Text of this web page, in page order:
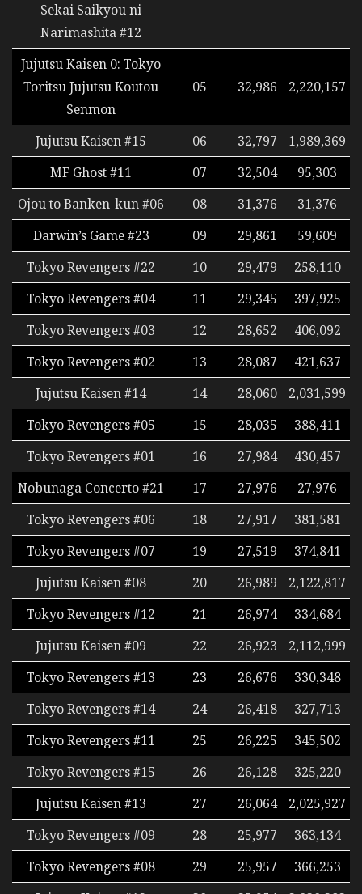
Sekai Saikyou ni
Narimashita #12
Jujutsu Kaisen 0: Tokyo
Toritsu Jujutsu Koutou
Senmon
05 32,986 2,220,157
Jujutsu Kaisen #15 06 32,797
1,989,369
MF Ghost #11
07 32,504
95,303
Ojou to Banken-kun #06
08 31,376
31,376
Darwin’s Game #23
09 29,861
59,609
Tokyo Revengers #22
10 29,479
258,110
Tokyo Revengers #04
11 29,345
397,925
Tokyo Revengers #03
12 28,652
406,092
Tokyo Revengers #02
13 28,087
421,637
Jujutsu Kaisen #14
14 28,060
2,031,599
Tokyo Revengers #05
15 28,035
388,411
Tokyo Revengers #01
16 27,984
430,457
Nobunaga Concerto #21
17 27,976
27,976
Tokyo Revengers #06
18 27,917
381,581
Tokyo Revengers #07
19 27,519
374,841
Jujutsu Kaisen #08
20 26,989
2,122,817
Tokyo Revengers #12
21 26,974
334,684
Jujutsu Kaisen #09
22 26,923
2,112,999
Tokyo Revengers #13
23 26,676
330,348
Tokyo Revengers #14
24 26,418
327,713
Tokyo Revengers #11
25 26,225
345,502
Tokyo Revengers #15
26 26,128
325,220
Jujutsu Kaisen #13
27 26,064
2,025,927
Tokyo Revengers #09
28 25,977
363,134
Tokyo Revengers #08
29 25,957
366,253